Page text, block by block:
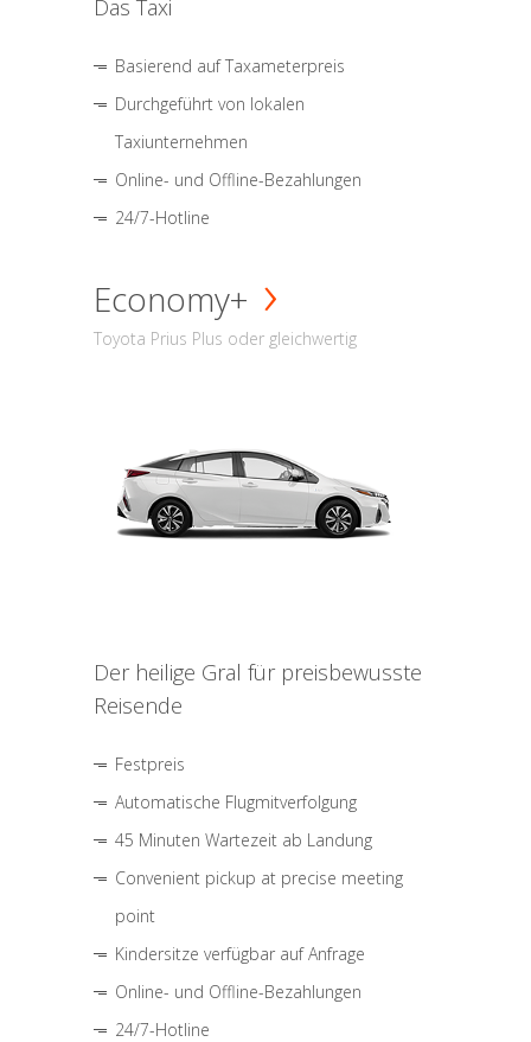
Das Taxi
Basierend auf Taxameterpreis
Durchgeführt von lokalen
Taxiunternehmen
Online- und Offline-Bezahlungen
24/7-Hotline
Economy+
Toyota Prius Plus oder gleichwertig
Der heilige Gral für preisbewusste
Reisende
Festpreis
Automatische Flugmitverfolgung
45 Minuten Wartezeit ab Landung
Convenient pickup at precise meeting
point
Kindersitze verfügbar auf Anfrage
Online- und Offline-Bezahlungen
24/7-Hotline